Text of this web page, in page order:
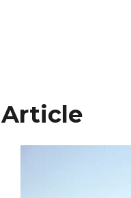
Article